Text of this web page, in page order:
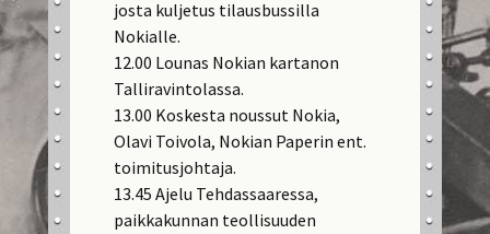
josta kuljetus tilausbussilla
Nokialle.
12.00 Lounas Nokian kartanon
Talliravintolassa.
13.00 Koskesta noussut Nokia,
Olavi Toivola, Nokian Paperin ent.
toimitusjohtaja.
13.45 Ajelu Tehdassaaressa,
paikkakunnan teollisuuden